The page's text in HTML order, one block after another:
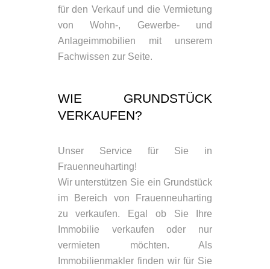
für den Verkauf und die Vermietung
von Wohn-, Gewerbe- und
Anlageimmobilien mit unserem
Fachwissen zur Seite.
WIE GRUNDSTÜCK
VERKAUFEN?
Unser Service für Sie in
Frauenneuharting!
Wir unterstützen Sie ein Grundstück
im Bereich von Frauenneuharting
zu verkaufen. Egal ob Sie Ihre
Immobilie verkaufen oder nur
vermieten möchten. Als
Immobilienmakler finden wir für Sie